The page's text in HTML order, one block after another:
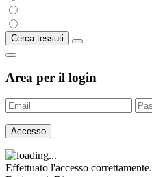
Cerca tessuti
Area per il login
Accesso
Effettuato l'accesso correttamente.